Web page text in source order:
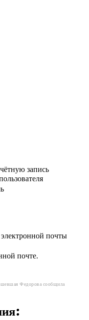
запись
почты
почте.
Федорова сообщила